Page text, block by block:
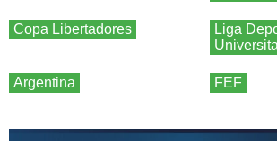
Copa Libertadores
Liga
Argentina FEF